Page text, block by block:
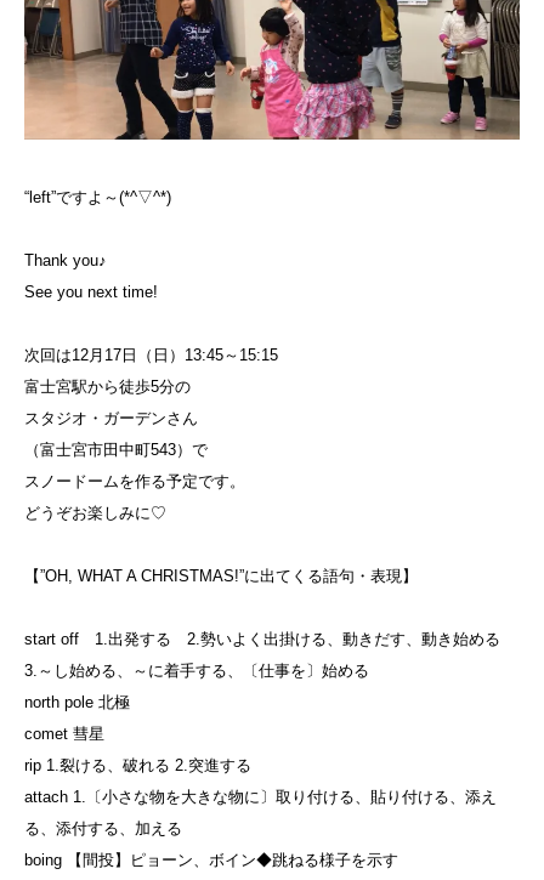
“left”ですよ～(*^▽^*)
Thank you♪
See you next time!
次回は12月17日（日）13:45～15:15
富士宮駅から徒歩5分の
スタジオ・ガーデンさん
（富士宮市田中町543）で
スノードームを作る予定です。
どうぞお楽しみに♡
【”OH, WHAT A CHRISTMAS!”に出てくる語句・表現】
start off 1.出発する 2.勢いよく出掛ける、動きだす、動き始める
3.～し始める、～に着手する、〔仕事を〕始める
north pole 北極
comet 彗星
rip 1.裂ける、破れる 2.突進する
attach 1.〔小さな物を大きな物に〕取り付ける、貼り付ける、添え
る、添付する、加える
boing 【間投】ピョーン、ボイン◆跳ねる様子を示す